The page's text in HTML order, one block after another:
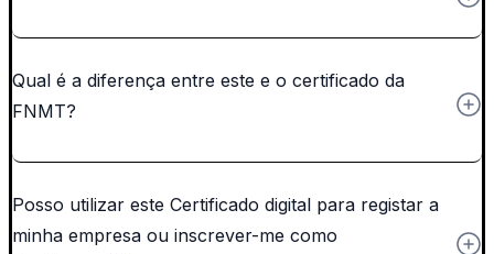
Qual é a diferença entre este e o certificado da
FNMT?
Posso utilizar este Certificado digital para registar a
minha empresa ou inscrever-me como